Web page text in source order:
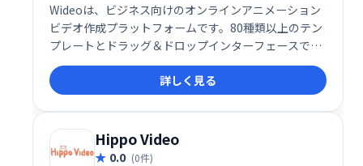
Wideoは、ビジネス向けのオンラインアニメーション
ビデオ作成プラットフォームです。80種類以上のテン
プレートとドラッグ＆ドロップインターフェースで、
マーケティング、説明、プロモーションビデオを簡単
に作成できます。初心者でも短時間で高品質なアニメ
ーションビデオが制作可能。メールマーケティングの
クリック率向上など、ROI向上にも貢献します。 数分
で魅力的な動画を作成し、ビジネスを促進しましょ
う。
詳しく見る
Hippo Video
0.0 (0件)